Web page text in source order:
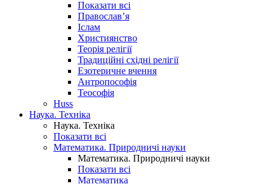
Показати всі
Православ’я
Іслам
Християнство
Теорія релігії
Традиційні східні релігії
Езотеричне вчення
Антропософія
Теософія
Huss
Наука. Техніка
Наука. Техніка
Показати всі
Математика. Природничі науки
Математика. Природничі науки
Показати всі
Математика